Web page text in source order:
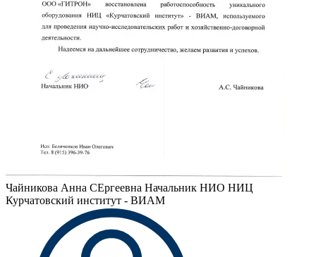
Чайникова Анна СЕргеевна Начальник НИО НИЦ
Курчатовский институт - ВИАМ